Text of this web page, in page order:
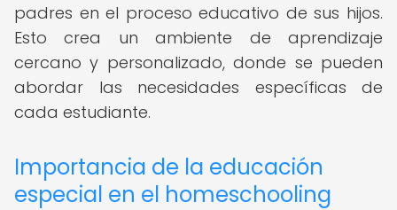
padres en el proceso educativo de sus hijos.
Esto crea un ambiente de aprendizaje
cercano y personalizado, donde se pueden
abordar las necesidades específicas de
cada estudiante.
Importancia de la educación
especial en el homeschooling